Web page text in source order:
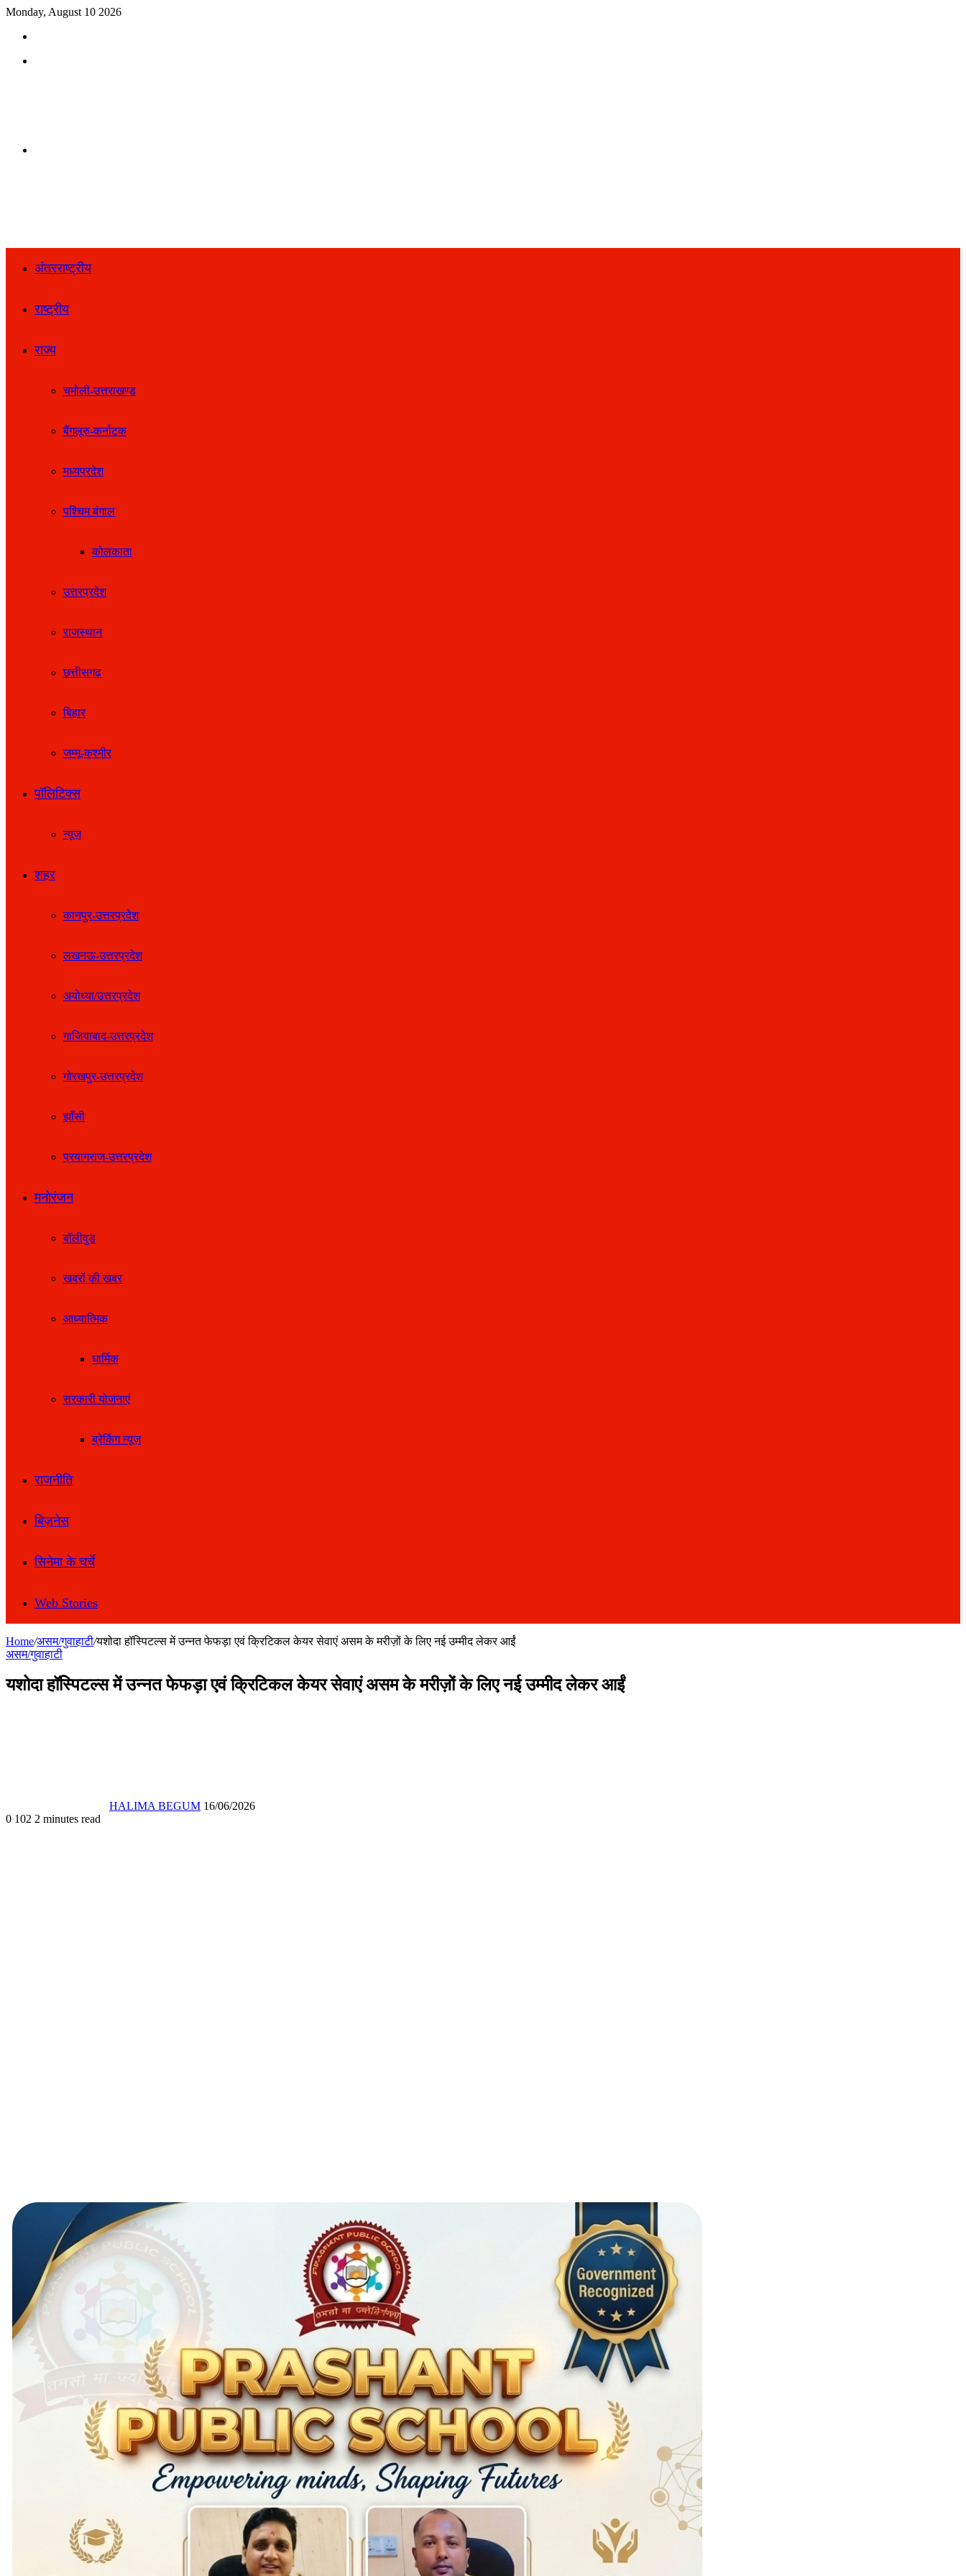
Monday, August 10 2026
अंतरराष्ट्रीय
राष्ट्रीय
राज्य
चमोली-उत्तराखण्ड
बैंगलूरु-कर्नाटक
मध्यप्रदेश
पश्चिम बंगाल
कोलकाता
उत्तरप्रदेश
राजस्थान
छत्तीसगढ़
बिहार
जम्मू-कश्मीर
पॉलिटिक्स
न्यूज़
शहर
कानपुर-उत्तरप्रदेश
लखनऊ-उत्तरप्रदेश
अयोध्या/उत्तरप्रदेश
गाजियाबाद-उत्तरप्रदेश
गोरखपुर-उत्तरप्रदेश
झाँसी
प्रयागराज-उत्तरप्रदेश
मनोरंजन
बॉलीवुड
खबरों की खबर
आध्यात्मिक
धार्मिक
सरकारी योजनाएं
ब्रेकिंग न्यूज़
राजनीति
बिज़नेस
सिनेमा के चर्चे
Web Stories
Home/असम/गुवाहाटी/यशोदा हॉस्पिटल्स में उन्नत फेफड़ा एवं क्रिटिकल केयर सेवाएं असम के मरीज़ों के लिए नई उम्मीद लेकर आईं
असम/गुवाहाटी
यशोदा हॉस्पिटल्स में उन्नत फेफड़ा एवं क्रिटिकल केयर सेवाएं असम के मरीज़ों के लिए नई उम्मीद लेकर आईं
HALIMA BEGUM 16/06/2026
0 102 2 minutes read